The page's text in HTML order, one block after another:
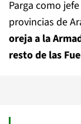
Parga como
provincias de
oreja a la
resto de las